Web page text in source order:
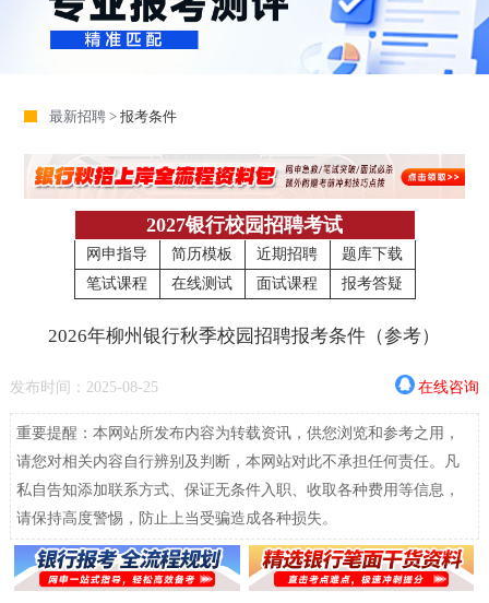
最新招聘 >报考条件
2027银行校园招聘考试
网申指导 简历模板 近期招聘
题库下载
笔试课程
在线测试 面试课程 报考答疑
2026年柳州银行秋季校园招聘报考条件（参考）
发布时间：2025-08-25 在线咨询
重要提醒：本网站所发布内容为转载资讯，供您浏览和参考之用，
请您对相关内容自行辨别及判断，本网站对此不承担任何责任。凡
私自告知添加联系方式、保证无条件入职、收取各种费用等信息，
请保持高度警惕，防止上当受骗造成各种损失。